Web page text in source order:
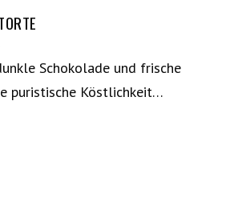
Schokolade und frische
puristische Köstlichkeit…